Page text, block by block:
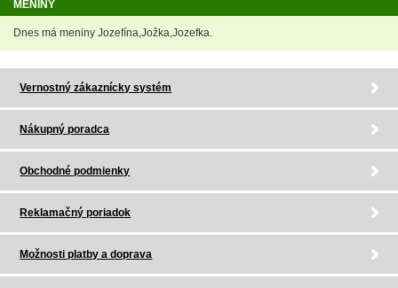
MENINY
Dnes má meniny Jozefína,Jožka,Jozefka.
Vernostný zákaznícky systém
Nákupný poradca
Obchodné podmienky
Reklamačný poriadok
Možnosti platby a doprava